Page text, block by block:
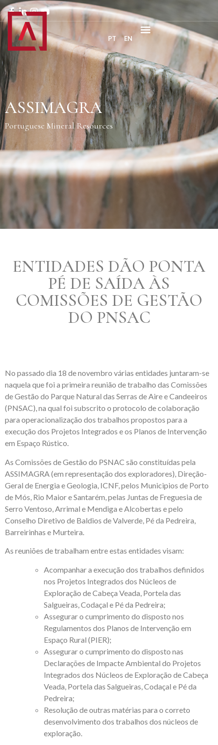
PT EN
ASSIMAGRA
Portuguese Mineral Resources
ENTIDADES DÃO PONTA
PÉ DE SAÍDA ÀS
COMISSÕES DE GESTÃO
DO PNSAC
No passado dia 18 de novembro várias entidades juntaram-se
naquela que foi a primeira reunião de trabalho das Comissões
de Gestão do Parque Natural das Serras de Aire e Candeeiros
(PNSAC), na qual foi subscrito o protocolo de colaboração
para operacionalização dos trabalhos propostos para a
execução dos Projetos Integrados e os Planos de Intervenção
em Espaço Rústico.
As Comissões de Gestão do PSNAC são constituídas pela
ASSIMAGRA (em representação dos exploradores), Direção-
Geral de Energia e Geologia, ICNF, pelos Municipios de Porto
de Mós, Rio Maior e Santarém, pelas Juntas de Freguesia de
Serro Ventoso, Arrimal e Mendiga e Alcobertas e pelo
Conselho Diretivo de Baldios de Valverde, Pé da Pedreira,
Barreirinhas e Murteira.
As reuniões de trabalham entre estas entidades visam:
Acompanhar a execução dos trabalhos definidos
nos Projetos Integrados dos Núcleos de
Exploração de Cabeça Veada, Portela das
Salgueiras, Codaçal e Pé da Pedreira;
Assegurar o cumprimento do disposto nos
Regulamentos dos Planos de Intervenção em
Espaço Rural (PIER);
Assegurar o cumprimento do disposto nas
Declarações de Impacte Ambiental do Projetos
Integrados dos Núcleos de Exploração de Cabeça
Veada, Portela das Salgueiras, Codaçal e Pé da
Pedreira;
Resolução de outras matérias para o correto
desenvolvimento dos trabalhos dos núcleos de
exploração.